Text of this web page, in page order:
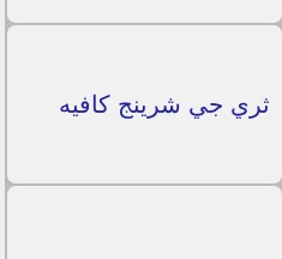
ثري جي شرينج كافيه